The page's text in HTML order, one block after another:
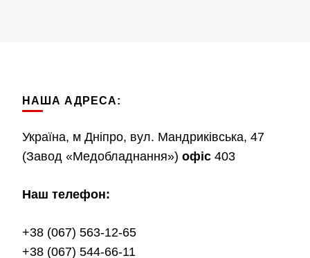
НАША АДРЕСА:
Україна, м Дніпро, вул. Мандриківська, 47
(Завод «Медобладнання») офіс 403
Наш телефон:
+38 (067) 563-12-65
+38 (067) 544-66-11